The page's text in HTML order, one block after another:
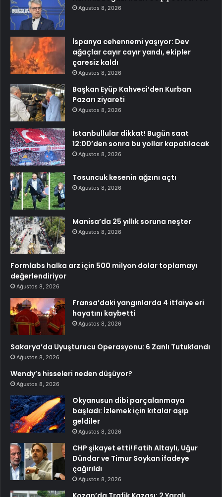
Ağustos 8, 2026
İspanya cehennemi yaşıyor: Dev
ağaçlar cayır cayır yandı, ekipler
çaresiz kaldı
Ağustos 8, 2026
Başkan Eyüp Kahveci’den Kurban
Pazarı ziyareti
Ağustos 8, 2026
İstanbullular dikkat! Bugün saat
12:00’den sonra bu yollar kapatılacak
Ağustos 8, 2026
Tosuncuk kesenin ağzını açtı
Ağustos 8, 2026
Manisa’da 25 yıllık soruna neşter
Ağustos 8, 2026
Formlabs halka arz için 500 milyon dolar toplamayı
değerlendiriyor
Ağustos 8, 2026
Fransa’daki yangınlarda 4 itfaiye eri
hayatını kaybetti
Ağustos 8, 2026
Sakarya’da Uyuşturucu Operasyonu: 6 Zanlı Tutuklandı
Ağustos 8, 2026
Wendy’s hisseleri neden düşüyor?
Ağustos 8, 2026
Okyanusun dibi parçalanmaya
başladı: İzlemek için kıtalar aşıp
geldiler
Ağustos 8, 2026
CHP şikayet etti! Fatih Altaylı, Uğur
Dündar ve Timur Soykan ifadeye
çağırıldı
Ağustos 8, 2026